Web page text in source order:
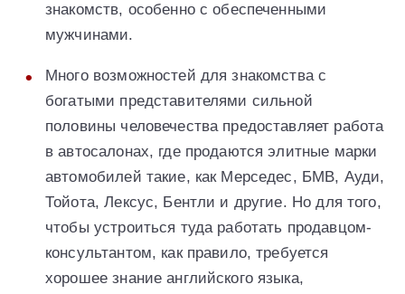
знакомств, особенно с обеспеченными
мужчинами.
Много возможностей для знакомства с
богатыми представителями сильной
половины человечества предоставляет работа
в автосалонах, где продаются элитные марки
автомобилей такие, как Мерседес, БМВ, Ауди,
Тойота, Лексус, Бентли и другие. Но для того,
чтобы устроиться туда работать продавцом-
консультантом, как правило, требуется
хорошее знание английского языка,